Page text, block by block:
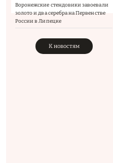
Воронежские стендовики завоевали
золото и два серебра на Первенстве
России в Липецке
К новостям